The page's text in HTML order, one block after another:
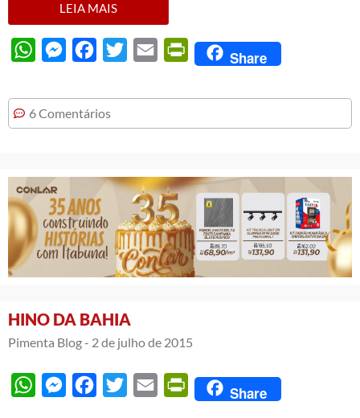
LEIA MAIS
WhatsAppMessengerFacebook
Twitter Email PrintFriendly
Share
6 Comentários
HINO DA BAHIA
Pimenta Blog - 2 de julho de 2015
WhatsAppMessengerFacebook
Twitter Email PrintFriendly
Share